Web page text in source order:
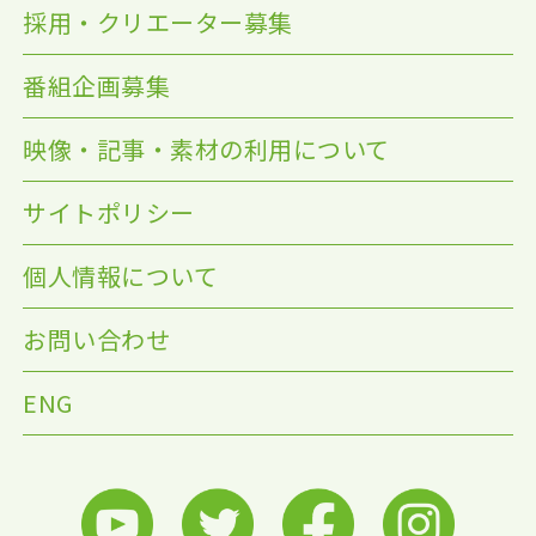
採用・クリエーター募集
番組企画募集
映像・記事・素材の利用について
サイトポリシー
個人情報について
お問い合わせ
ENG